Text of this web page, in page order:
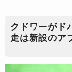
クドワーがド
走は新設のア